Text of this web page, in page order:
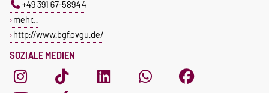
SOZIALE MEDIEN
+49 391 67-58944
mehr…
http://www.bgf.ovgu.de/